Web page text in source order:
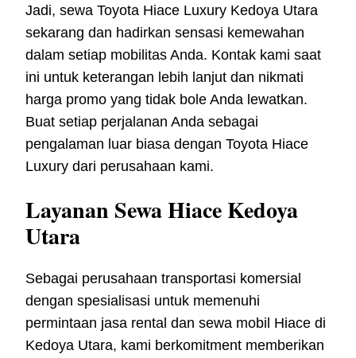
Jadi, sewa Toyota Hiace Luxury Kedoya Utara
sekarang dan hadirkan sensasi kemewahan
dalam setiap mobilitas Anda. Kontak kami saat
ini untuk keterangan lebih lanjut dan nikmati
harga promo yang tidak bole Anda lewatkan.
Buat setiap perjalanan Anda sebagai
pengalaman luar biasa dengan Toyota Hiace
Luxury dari perusahaan kami.
Layanan Sewa Hiace Kedoya
Utara
Sebagai perusahaan transportasi komersial
dengan spesialisasi untuk memenuhi
permintaan jasa rental dan sewa mobil Hiace di
Kedoya Utara, kami berkomitment memberikan